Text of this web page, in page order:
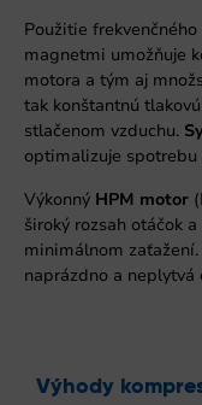
Použitie
magnetmi umožňuje
motora a tým aj
tak konštantnú
stlačenom vzduchu.
optimalizuje spotrebu
Výkonný HPM motor
široký rozsah otáčok
minimálnom
naprázdno a neplytvá
Výhody